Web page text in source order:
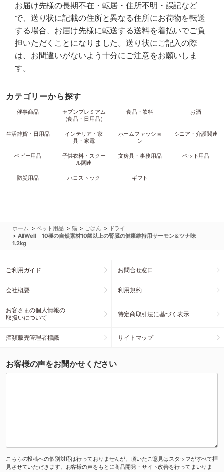
お届け先様の長期不在・転居・住所不明・誤記など
で、送り状に記載の住所と異なる住所にお荷物を転送
する場合、お届け先様に転送する送料を着払いでご負
担いただくことになりました。送り状にご記入の際
は、お間違いがないよう十分にご注意をお願いしま
す。
カテゴリーから探す
催事商品
セブンプレミアム
（食品・日用品）
食品・飲料 お酒
生活雑貨・日用品
インテリア・家
具・家電
ホームファッショ
ン
シニア・介護関連
ベビー用品
子供衣料・スクー
ル関連
文房具・事務用品 ペット用品
防災用品 ハコストック ギフト
ホーム >ペット用品 > 猫 > ごはん > ドライ
> AllWell 10種の自然素材10歳以上の腎臓の健康維持用サーモン＆ツナ味
1.2kg
ご利用ガイド お問合せ窓口
会社概要 利用規約
お客さまの個人情報の
取扱いについて
特定商取引法に基づく表示
酒類販売管理者標識 サイトマップ
お客様の声をお聞かせください
こちらの投稿への個別対応は行っておりませんが、頂いたご意見はスタッフがすべて拝
見させていただきます。お客様の声をもとに商品開発・サイト改善を行ってまいりま